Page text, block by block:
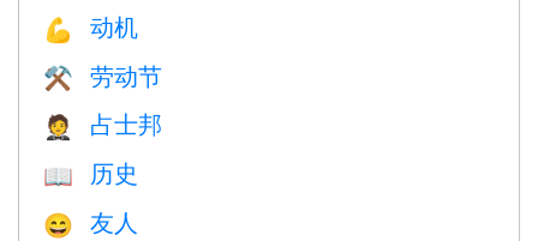
💪 动机
⚒️ 劳动节
🤵 占士邦
📖 历史
😄 友人